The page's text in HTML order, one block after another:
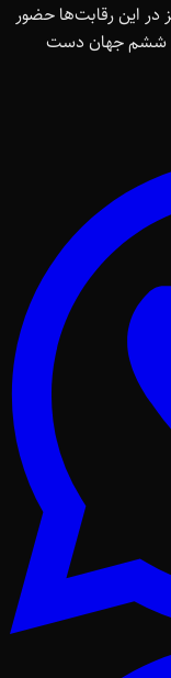
در این رقابت‌ها حضور
به مقام ششم جهان دست